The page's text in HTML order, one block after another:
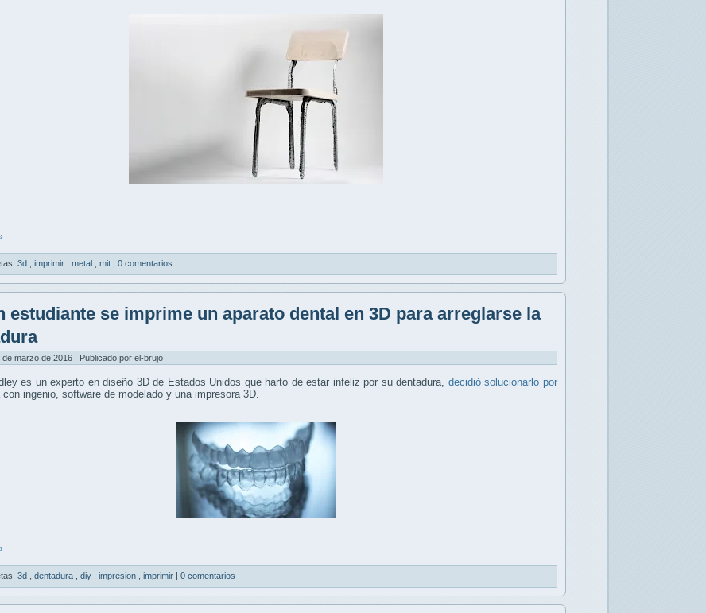
3d imprimir metal mit | 0 comentarios
estudiante se imprime un aparato dental en 3D para arreglarse la
marzo de 2016 | Publicado por el-brujo
es un experto en diseño 3D de Estados Unidos que harto de estar infeliz por su dentadura, decidió solucionarlo por
con ingenio, software de modelado y una impresora 3D.
3d dentadura diy impresion imprimir 0 comentarios